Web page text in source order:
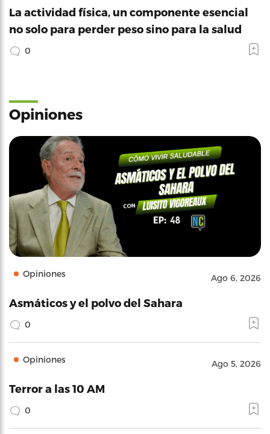
La actividad física, un componente esencial
no solo para perder peso sino para la salud
0
Opiniones
Opiniones Ago 6, 2026
Asmáticos y el polvo del Sahara
0
Opiniones Ago 5, 2026
Terror a las 10 AM
0